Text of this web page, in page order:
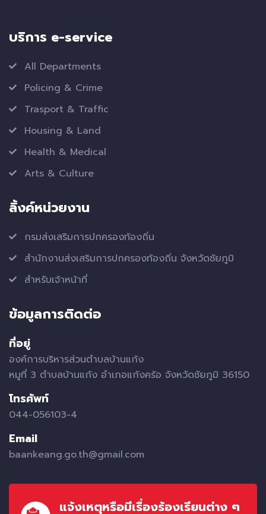
บริการ e-service
All Departments
Policing & Crime
Trasport & Traffic
Housing & Land
Health & Medical
Arts & Culture
ลิ้งค์หน่วยงาน
กรมส่งเสริมการปกครองท้องถิ่น
สำนักงานส่งเสริมการปกครองท้องถิ่น จังหวัดชัยภูมิ
สำหรับเจ้าหน้าที่
ข้อมูลการติดต่อ
ที่อยู่
องค์การบริหารส่วนตำบลบ้านแก้ง
หมูที่ 3 ตำบลบ้านแก้ง อำเภอแก้งคร้อ จังหวัดชัยภูมิ 36150
โทรศัพท์
044-056103-4
Email
baankeang.go.th@gmail.com
แจ้งเหตุหรือมีเรื่องร้องเรียนต่าง ๆ